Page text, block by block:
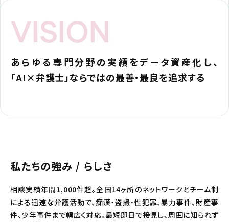
VISION
あらゆる専門分野の実績をデータ資産化し、
「AI×弁護士」ならではの最善・最良を追求する
私たちの強み / らしさ
相談実績年間1,000件超。全国14ヶ所のネットワークとチーム制
による迅速な弁護活動で、痴漢・盗撮・性犯罪、暴力事件、財産事
件、少年事件まで幅広く対応。最短即日で接見し、周囲に知られず